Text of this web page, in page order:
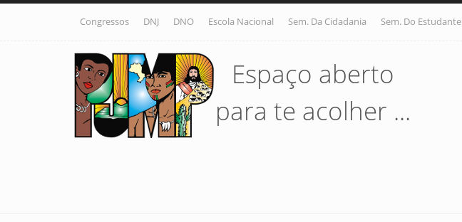
Pular para o conteúdo principal
Congressos DNJ DNO Escola Nacional Sem. Da Cidadania Sem. Do Estudante
Espaço aberto
para te acolher ...